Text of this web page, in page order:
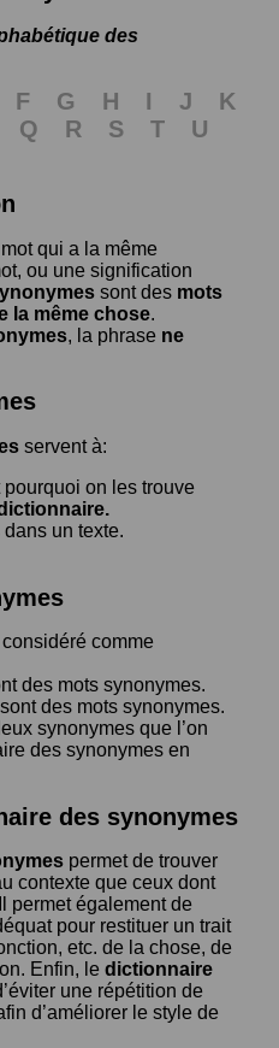
des
F G H I J
K
Q R S T
U
qui a la même
ou une signification
sont des mots
la même chose.
, la phrase ne
servent à:
pourquoi on les trouve
un texte.
comme
des mots synonymes.
des mots synonymes.
synonymes que l’on
des synonymes en
des synonymes
permet de trouver
contexte que ceux dont
permet également de
pour restituer un trait
etc. de la chose, de
Enfin, le dictionnaire
une répétition de
d’améliorer le style de